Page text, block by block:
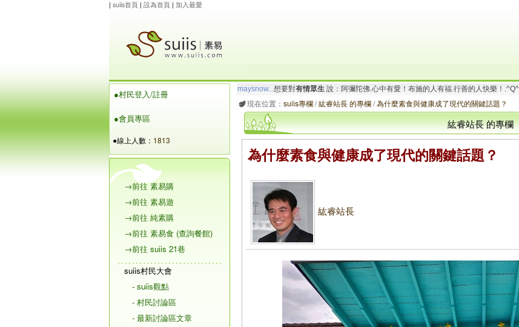
| suiis首頁| 設為首頁| 加入最愛
●村民登入/註冊
●會員專區
●線上人數： 1813
→前往 素易購
→前往 素易遊
→前往 純素購
→前往 素易食 (查詢餐館)
→前往 suiis 21巷
suiis村民大會
- suiis觀點
- 村民討論區
- 最新討論區文章
maysnow...想要對有情眾生說：阿彌陀佛.心中有愛！布施的人有福.行善的人快樂！.^Q^..
玲瓏虹想要對有情眾生說：阿彌陀佛.一切唯心造！啟動善的循環.創造幸福無限！_/_
現在位置： suiis專欄/紘睿站長 的專欄/為什麼素食與健康成了現代的關鍵話題？
紘睿站長 的專欄
為什麼素食與健康成了現代的關鍵話題？
紘睿站長